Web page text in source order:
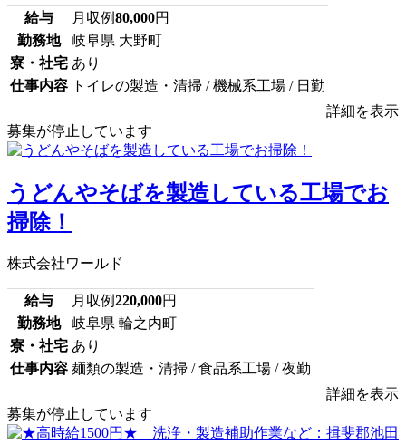
給与 月収例80,000円
勤務地
岐阜県 大野町
寮・社宅 あり
仕事内容 トイレの製造・清掃 / 機械系工場 / 日勤
詳細を表示
募集が停止しています
うどんやそばを製造している工場でお
掃除！
株式会社ワールド
給与 月収例220,000円
勤務地
岐阜県 輪之内町
寮・社宅 あり
仕事内容 麺類の製造・清掃 / 食品系工場 / 夜勤
詳細を表示
募集が停止しています